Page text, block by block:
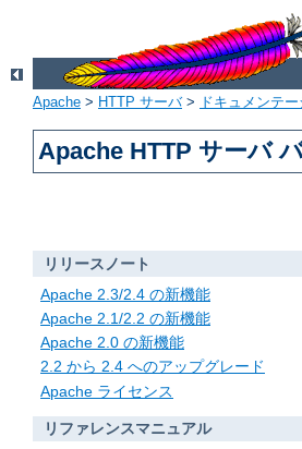
Apache > HTTP サーバ> ドキュメンテ
Apache HTTP サーバ
リリースノート
Apache 2.3/2.4 の新機能
Apache 2.1/2.2 の新機能
Apache 2.0 の新機能
2.2 から 2.4 へのアップグレード
Apache ライセンス
リファレンスマニュアル